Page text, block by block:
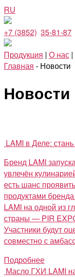
RU
+7 (3852) 35-81-87
Продукция | О нас |
Главная - Новости
Новости
LAMI в Деле:
Бренд LAMI
увлечён
есть шанс
продуктами
LAMI на одной из
страны — PIR
Участники будут
совместно с
Подробнее
Масло ГХИ LAMI